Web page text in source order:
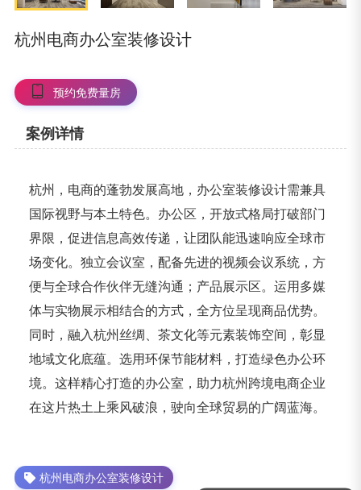
杭州电商办公室装修设计
预约免费量房
案例详情
杭州，电商的蓬勃发展高地，办公室装修设计需兼具
国际视野与本土特色。办公区，开放式格局打破部门
界限，促进信息高效传递，让团队能迅速响应全球市
场变化。独立会议室，配备先进的视频会议系统，方
便与全球合作伙伴无缝沟通；产品展示区。运用多媒
体与实物展示相结合的方式，全方位呈现商品优势。
同时，融入杭州丝绸、茶文化等元素装饰空间，彰显
地域文化底蕴。选用环保节能材料，打造绿色办公环
境。这样精心打造的办公室，助力杭州跨境电商企业
在这片热土上乘风破浪，驶向全球贸易的广阔蓝海。
杭州电商办公室装修设计